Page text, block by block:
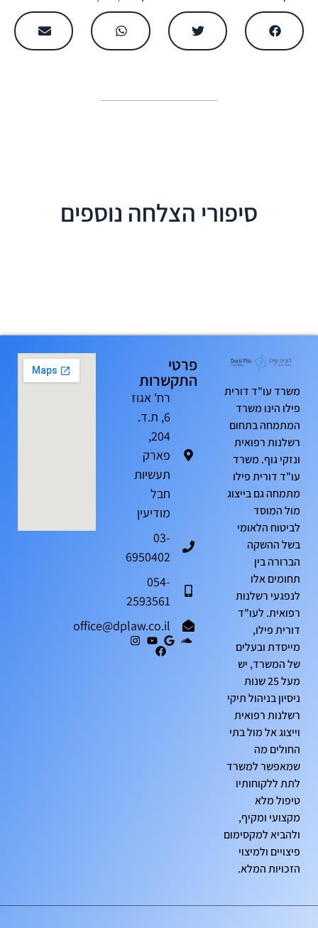
סיפורי הצלחה נוספים
משרד עו"ד דורית
פילו הינו משרד
המתמחה בתחום
רשלנות רפואית
ונזקי גוף. משרד
עו"ד דורית פילו
מתמחה גם בייצוג
מול המוסד
לביטוח הלאומי
בשל ההשקה
הברורה בין
תחומים אלו
לנפגעי רשלנות
רפואית. לעו"ד
דורית פילו,
מייסדת ובעלים
של המשרד, יש
מעל 25 שנות
ניסיון בניהול תיקי
רשלנות רפואית
וייצוג אל מול בתי
החולים מה
שמאפשר למשרד
לתת ללקוחותיו
טיפול מלא
מקצועי ומקיף,
ולהביא למקסימום
פיצויים ולמיצוי
הזכויות המלא.
פרטי
התקשרות
רח' אגוז
6, ת.ד.
204,
פארק
תעשיות
חבל
מודיעין
03-
6950402
054-
2593561
office@dplaw.co.il